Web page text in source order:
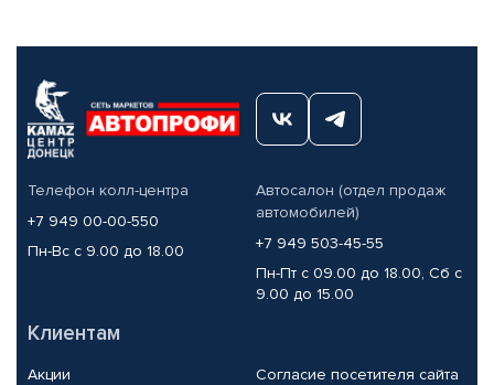
Телефон колл-центра
+7 949 00-00-550
Пн-Вс с 9.00 до 18.00
Автосалон (отдел продаж
автомобилей)
+7 949 503-45-55
Пн-Пт с 09.00 до 18.00, Сб с
9.00 до 15.00
Клиентам
Акции
Согласие посетителя сайта